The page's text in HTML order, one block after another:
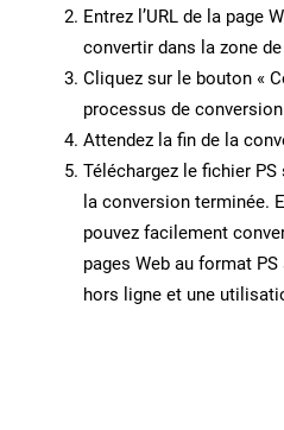
Entrez l’URL de la page
convertir dans la zone
Cliquez sur le bouton «
processus de
Attendez la fin de la
Téléchargez le fichier
la conversion terminée.
pouvez facilement
pages Web au format
hors ligne et une